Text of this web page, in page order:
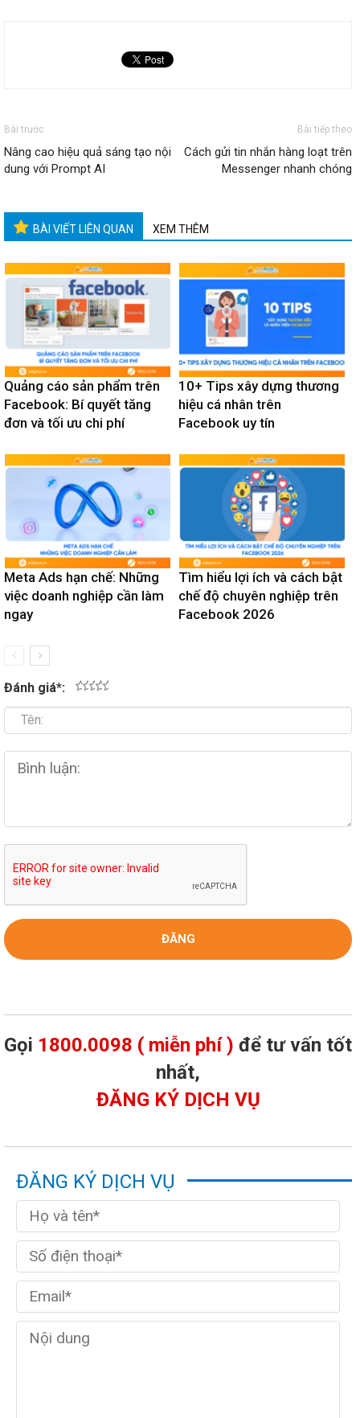
Bài trước
Nâng cao hiệu quả sáng tạo nội
dung với Prompt AI
Bài tiếp theo
Cách gửi tin nhắn hàng loạt trên
Messenger nhanh chóng
BÀI VIẾT LIÊN QUAN XEM THÊM
Quảng cáo sản phẩm trên
Facebook: Bí quyết tăng
đơn và tối ưu chi phí
10+ Tips xây dựng thương
hiệu cá nhân trên
Facebook uy tín
Meta Ads hạn chế: Những
việc doanh nghiệp cần làm
ngay
Tìm hiểu lợi ích và cách bật
chế độ chuyên nghiệp trên
Facebook 2026
Đánh giá*:
Gọi 1800.0098 ( miễn phí ) để tư vấn tốt
nhất,
ĐĂNG KÝ DỊCH VỤ
ĐĂNG KÝ DỊCH VỤ